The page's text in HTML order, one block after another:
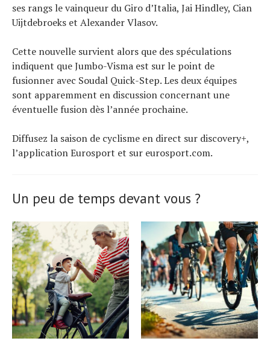
ses rangs le vainqueur du Giro d’Italia, Jai Hindley, Cian
Uijtdebroeks et Alexander Vlasov.
Cette nouvelle survient alors que des spéculations
indiquent que Jumbo-Visma est sur le point de
fusionner avec Soudal Quick-Step. Les deux équipes
sont apparemment en discussion concernant une
éventuelle fusion dès l’année prochaine.
Diffusez la saison de cyclisme en direct sur discovery+,
l’application Eurosport et sur eurosport.com.
Un peu de temps devant vous ?